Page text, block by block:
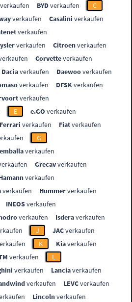
verkaufen BYDverkaufen
C
verkaufen Casalini verkaufen
verkaufen
verkaufen Citroenverkaufen
Corvetteverkaufen
Daciaverkaufen Daewooverkaufen
verkaufen DFSKverkaufen
verkaufen
E e.GO verkaufen
Ferrari verkaufen Fiatverkaufen
G
verkaufen
Grecavverkaufen
verkaufen
verkaufen Hummerverkaufen
INEOSverkaufen
verkaufen Isderaverkaufen
J JACverkaufen
K Kiaverkaufen
verkaufen
L
verkaufen Lanciaverkaufen
verkaufen LEVCverkaufen
Lincolnverkaufen